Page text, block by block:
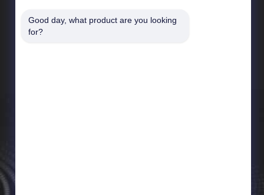
SAIKESAISI水素エナジー
Good day, what product are you looking
for?